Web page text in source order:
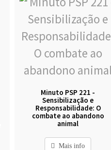
Minuto PSP 221 -
Sensibilização e
Responsabilidade: O
combate ao abandono
animal
Mais info